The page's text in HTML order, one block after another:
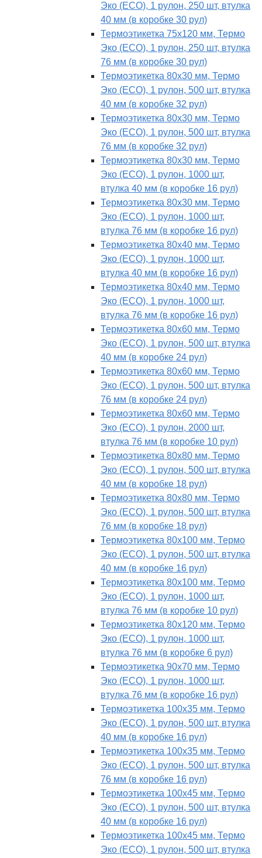
Эко (ECO), 1 рулон, 250 шт, втулка
40 мм (в коробке 30 рул)
Термоэтикетка 75х120 мм, Термо
Эко (ECO), 1 рулон, 250 шт, втулка
76 мм (в коробке 30 рул)
Термоэтикетка 80х30 мм, Термо
Эко (ECO), 1 рулон, 500 шт, втулка
40 мм (в коробке 32 рул)
Термоэтикетка 80х30 мм, Термо
Эко (ECO), 1 рулон, 500 шт, втулка
76 мм (в коробке 32 рул)
Термоэтикетка 80х30 мм, Термо
Эко (ECO), 1 рулон, 1000 шт,
втулка 40 мм (в коробке 16 рул)
Термоэтикетка 80х30 мм, Термо
Эко (ECO), 1 рулон, 1000 шт,
втулка 76 мм (в коробке 16 рул)
Термоэтикетка 80х40 мм, Термо
Эко (ECO), 1 рулон, 1000 шт,
втулка 40 мм (в коробке 16 рул)
Термоэтикетка 80х40 мм, Термо
Эко (ECO), 1 рулон, 1000 шт,
втулка 76 мм (в коробке 16 рул)
Термоэтикетка 80х60 мм, Термо
Эко (ECO), 1 рулон, 500 шт, втулка
40 мм (в коробке 24 рул)
Термоэтикетка 80х60 мм, Термо
Эко (ECO), 1 рулон, 500 шт, втулка
76 мм (в коробке 24 рул)
Термоэтикетка 80х60 мм, Термо
Эко (ECO), 1 рулон, 2000 шт,
втулка 76 мм (в коробке 10 рул)
Термоэтикетка 80х80 мм, Термо
Эко (ECO), 1 рулон, 500 шт, втулка
40 мм (в коробке 18 рул)
Термоэтикетка 80х80 мм, Термо
Эко (ECO), 1 рулон, 500 шт, втулка
76 мм (в коробке 18 рул)
Термоэтикетка 80х100 мм, Термо
Эко (ECO), 1 рулон, 500 шт, втулка
40 мм (в коробке 16 рул)
Термоэтикетка 80х100 мм, Термо
Эко (ECO), 1 рулон, 1000 шт,
втулка 76 мм (в коробке 10 рул)
Термоэтикетка 80х120 мм, Термо
Эко (ECO), 1 рулон, 1000 шт,
втулка 76 мм (в коробке 6 рул)
Термоэтикетка 90х70 мм, Термо
Эко (ECO), 1 рулон, 1000 шт,
втулка 76 мм (в коробке 16 рул)
Термоэтикетка 100х35 мм, Термо
Эко (ECO), 1 рулон, 500 шт, втулка
40 мм (в коробке 16 рул)
Термоэтикетка 100х35 мм, Термо
Эко (ECO), 1 рулон, 500 шт, втулка
76 мм (в коробке 16 рул)
Термоэтикетка 100х45 мм, Термо
Эко (ECO), 1 рулон, 500 шт, втулка
40 мм (в коробке 16 рул)
Термоэтикетка 100х45 мм, Термо
Эко (ECO), 1 рулон, 500 шт, втулка